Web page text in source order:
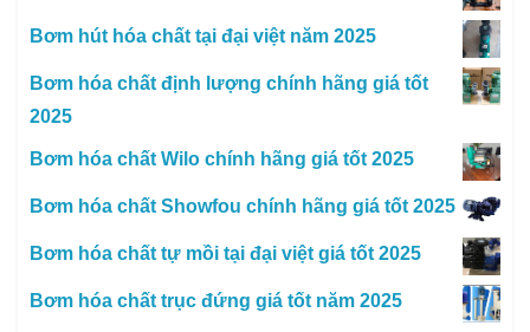
Bơm hút hóa chất tại đại việt năm 2025
Bơm hóa chất định lượng chính hãng giá tốt
2025
Bơm hóa chất Wilo chính hãng giá tốt 2025
Bơm hóa chất Showfou chính hãng giá tốt 2025
Bơm hóa chất tự mồi tại đại việt giá tốt 2025
Bơm hóa chất trục đứng giá tốt năm 2025